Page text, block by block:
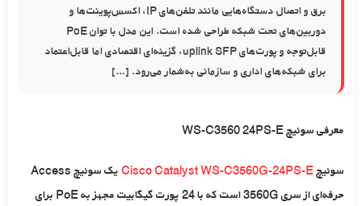
برق و اتصال دستگاه‌هایی مانند تلفن‌های IP، اکسس‌پوینت‌ها و
دوربین‌های تحت شبکه طراحی شده است. این مدل با توان PoE
قابل‌توجه و پورت‌های uplink SFP، گزینه‌ای اقتصادی اما قابل‌اعتماد
برای شبکه‌های اداری و سازمانی به‌شمار می‌رود. […]
معرفی سوئیچ WS-C3560 24PS-E
سوئیچCisco Catalyst WS-C3560G-24PS-E
یک سوئیچ Access
حرفه‌ای از سری3560Gاست که با24 پورت گیگابیت مجهز به PoE
برای